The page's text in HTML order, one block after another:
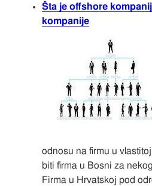
Šta je offshore
kompanije
odnosu na firmu u
biti firma u Bosni za
Firma u Hrvatskoj pod